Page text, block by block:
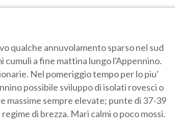
qualche annuvolamento sparso nel sud
cumuli a fine mattina lungo l'Appennino.
Nel pomeriggio tempo per lo piu'
possibile sviluppo di isolati rovesci o
massime sempre elevate; punte di 37-39
di brezza. Mari calmi o poco mossi.